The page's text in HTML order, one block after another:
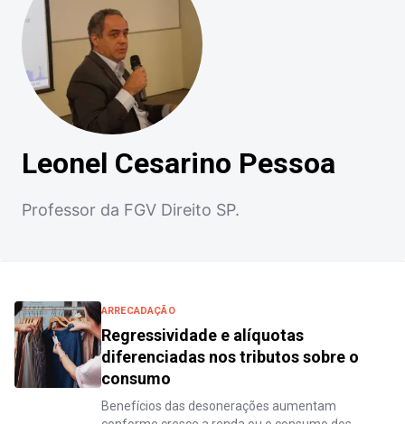
Leonel Cesarino Pessoa
Professor da FGV Direito SP.
ARRECADAÇÃO
Regressividade e alíquotas
diferenciadas nos tributos sobre o
consumo
Benefícios das desonerações aumentam